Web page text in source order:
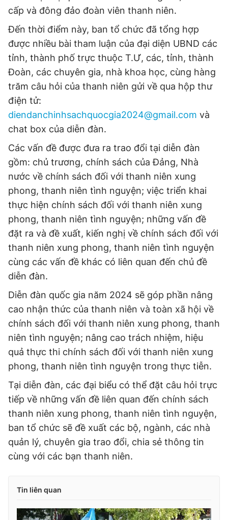
cấp và đông đảo đoàn viên thanh niên.
Đến thời điểm này, ban tổ chức đã tổng hợp
được nhiều bài tham luận của đại diện UBND các
tỉnh, thành phố trực thuộc T.Ư, các, tỉnh, thành
Đoàn, các chuyên gia, nhà khoa học, cùng hàng
trăm câu hỏi của thanh niên gửi về qua hộp thư
điện tử:
diendanchinhsachquocgia2024@gmail.com và
chat box của diễn đàn.
Các vấn đề được đưa ra trao đổi tại diễn đàn
gồm: chủ trương, chính sách của Đảng, Nhà
nước về chính sách đối với thanh niên xung
phong, thanh niên tình nguyện; việc triển khai
thực hiện chính sách đối với thanh niên xung
phong, thanh niên tình nguyện; những vấn đề
đặt ra và đề xuất, kiến nghị về chính sách đối với
thanh niên xung phong, thanh niên tình nguyện
cùng các vấn đề khác có liên quan đến chủ đề
diễn đàn.
Diễn đàn quốc gia năm 2024 sẽ góp phần nâng
cao nhận thức của thanh niên và toàn xã hội về
chính sách đối với thanh niên xung phong, thanh
niên tình nguyện; nâng cao trách nhiệm, hiệu
quả thực thi chính sách đối với thanh niên xung
phong, thanh niên tình nguyện trong thực tiễn.
Tại diễn đàn, các đại biểu có thể đặt câu hỏi trực
tiếp về những vấn đề liên quan đến chính sách
thanh niên xung phong, thanh niên tình nguyện,
ban tổ chức sẽ đề xuất các bộ, ngành, các nhà
quản lý, chuyên gia trao đổi, chia sẻ thông tin
cùng với các bạn thanh niên.
Tin liên quan